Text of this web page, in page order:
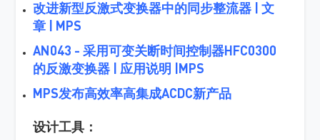
改进新型反激式变换器中的同步整流器 | 文
章 | MPS
AN043 - 采用可变关断时间控制器HFC0300
的反激变换器 | 应用说明 |MPS
MPS发布高效率高集成ACDC新产品
设计工具：